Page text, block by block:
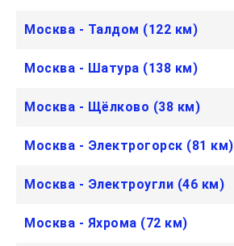
Москва - Талдом (122 км)
Москва - Шатура (138 км)
Москва - Щёлково (38 км)
Москва - Электрогорск (81 км)
Москва - Электроугли (46 км)
Москва - Яхрома (72 км)